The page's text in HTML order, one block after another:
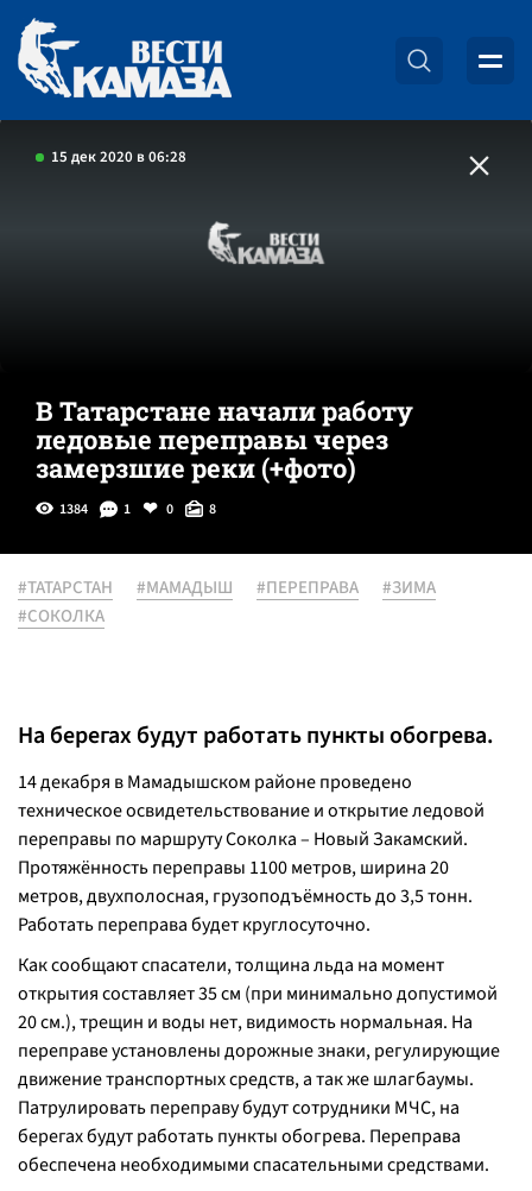
15 дек 2020 в 06:28
В Татарстане начали работу
ледовые переправы через
замерзшие реки (+фото)
1384 1 0 8
#ТАТАРСТАН #МАМАДЫШ #ПЕРЕПРАВА
#ЗИМА
#СОКОЛКА
На берегах будут работать пункты обогрева.
14 декабря в Мамадышском районе проведено
техническое освидетельствование и открытие ледовой
переправы по маршруту Соколка – Новый Закамский.
Протяжённость переправы 1100 метров, ширина 20
метров, двухполосная, грузоподъёмность до 3,5 тонн.
Работать переправа будет круглосуточно.
Как сообщают спасатели, толщина льда на момент
открытия составляет 35 см (при минимально допустимой
20 см.), трещин и воды нет, видимость нормальная. На
переправе установлены дорожные знаки, регулирующие
движение транспортных средств, а так же шлагбаумы.
Патрулировать переправу будут сотрудники МЧС, на
берегах будут работать пункты обогрева. Переправа
обеспечена необходимыми спасательными средствами.